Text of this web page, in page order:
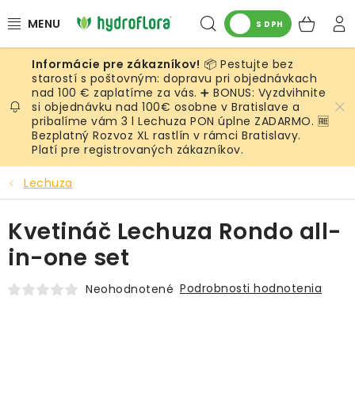
na
Hľadať
S DPH
RASTLINY
UMELÉ RASTLINY
KVETINÁČE
SUBSTRÁTY A PRÍSLUŠENSTVO
SERVIS INTERIÉROVEJ ZELENE
📦 Pestujte bez
starostí s poštovným: dopravu pri objednávkach
nad 100 € zaplatíme za vás. ➕ BONUS: Vyzdvihnite
si objednávku nad 100€ osobne v Bratislave a
pribalíme vám 3 l Lechuza PON úplne ZADARMO. 🆓
Bezplatný Rozvoz XL rastlín v rámci Bratislavy.
Platí pre registrovaných zákazníkov.
Lechuza
Kvetináč Lechuza Rondo all-
in-one set
Neohodnotené Podrobnosti hodnotenia